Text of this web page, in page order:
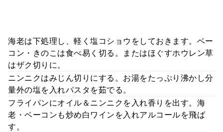
海老は下処理し、軽く塩コショウをしておきます。ベー
コン・きのこは食べ易く切る。またはほぐすホウレン草
はザク切りに。
ニンニクはみじん切りにする。お湯をたっぷり沸かし分
量外の塩を入れパスタを茹でる。
フライパンにオイル＆ニンニクを入れ香りを出す。海
老・ベーコンも炒め白ワインを入れアルコールを飛ば
す。